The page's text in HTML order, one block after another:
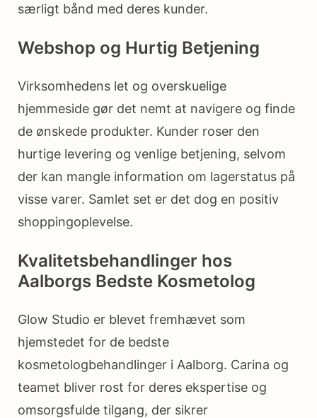
særligt bånd med deres kunder.
Webshop og Hurtig Betjening
Virksomhedens let og overskuelige
hjemmeside gør det nemt at navigere og finde
de ønskede produkter. Kunder roser den
hurtige levering og venlige betjening, selvom
der kan mangle information om lagerstatus på
visse varer. Samlet set er det dog en positiv
shoppingoplevelse.
Kvalitetsbehandlinger hos
Aalborgs Bedste Kosmetolog
Glow Studio er blevet fremhævet som
hjemstedet for de bedste
kosmetologbehandlinger i Aalborg. Carina og
teamet bliver rost for deres ekspertise og
omsorgsfulde tilgang, der sikrer